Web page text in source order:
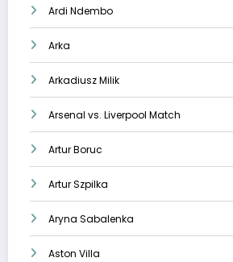
Ardi Ndembo
Arka
Arkadiusz Milik
Arsenal vs. Liverpool Match
Artur Boruc
Artur Szpilka
Aryna Sabalenka
Aston Villa